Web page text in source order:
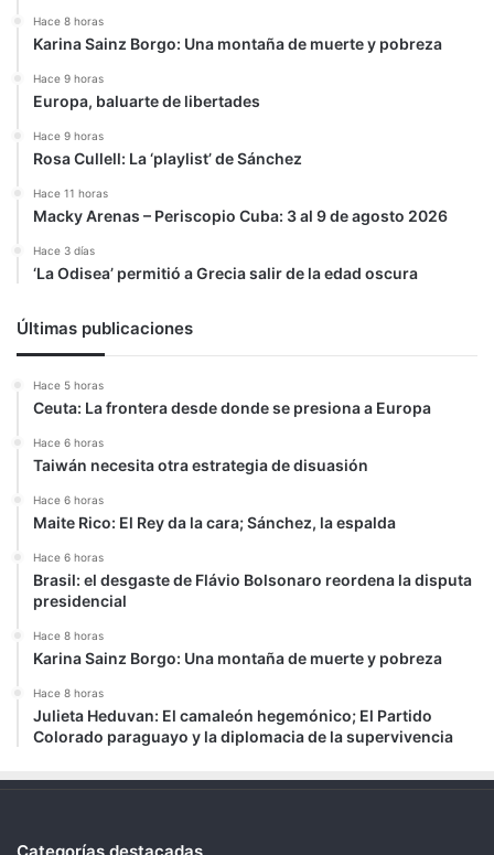
Hace 8 horas
Karina Sainz Borgo: Una montaña de muerte y pobreza
Hace 9 horas
Europa, baluarte de libertades
Hace 9 horas
Rosa Cullell: La ‘playlist’ de Sánchez
Hace 11 horas
Macky Arenas – Periscopio Cuba: 3 al 9 de agosto 2026
Hace 3 días
‘La Odisea’ permitió a Grecia salir de la edad oscura
Últimas publicaciones
Hace 5 horas
Ceuta: La frontera desde donde se presiona a Europa
Hace 6 horas
Taiwán necesita otra estrategia de disuasión
Hace 6 horas
Maite Rico: El Rey da la cara; Sánchez, la espalda
Hace 6 horas
Brasil: el desgaste de Flávio Bolsonaro reordena la disputa
presidencial
Hace 8 horas
Karina Sainz Borgo: Una montaña de muerte y pobreza
Hace 8 horas
Julieta Heduvan: El camaleón hegemónico; El Partido
Colorado paraguayo y la diplomacia de la supervivencia